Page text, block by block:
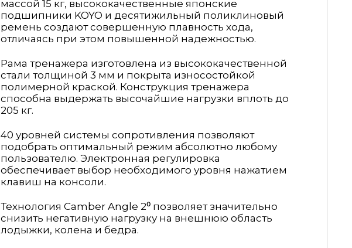
массой 15 кг, высококачественные японские
подшипники KOYO и десятижильный поликлиновый
ремень создают совершенную плавность хода,
отличаясь при этом повышенной надежностью.
Рама тренажера изготовлена из высококачественной
стали толщиной 3 мм и покрыта износостойкой
полимерной краской. Конструкция тренажера
способна выдержать высочайшие нагрузки вплоть до
205 кг.
40 уровней системы сопротивления позволяют
подобрать оптимальный режим абсолютно любому
пользователю. Электронная регулировка
обеспечивает выбор необходимого уровня нажатием
клавиш на консоли.
Технология Camber Angle 2⁰ позволяет значительно
снизить негативную нагрузку на внешнюю область
лодыжки, колена и бедра.